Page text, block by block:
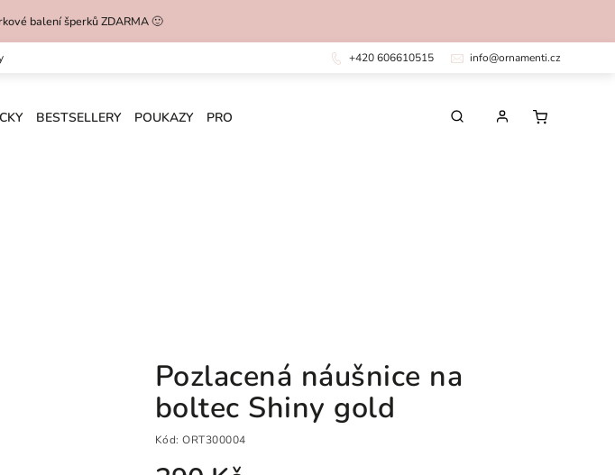
balení šperků ZDARMA 🙂
+420 606610515 info@ornamenti.cz
BESTSELLERY POUKAZY PRO DĚTI CHIRURGICKÁ OCEL
Pozlacená náušnice na
boltec Shiny gold
Kód: ORT300004